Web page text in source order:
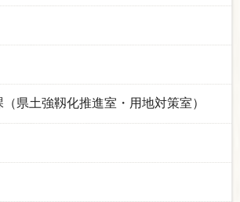
県土強靱化推進室・用地対策室）